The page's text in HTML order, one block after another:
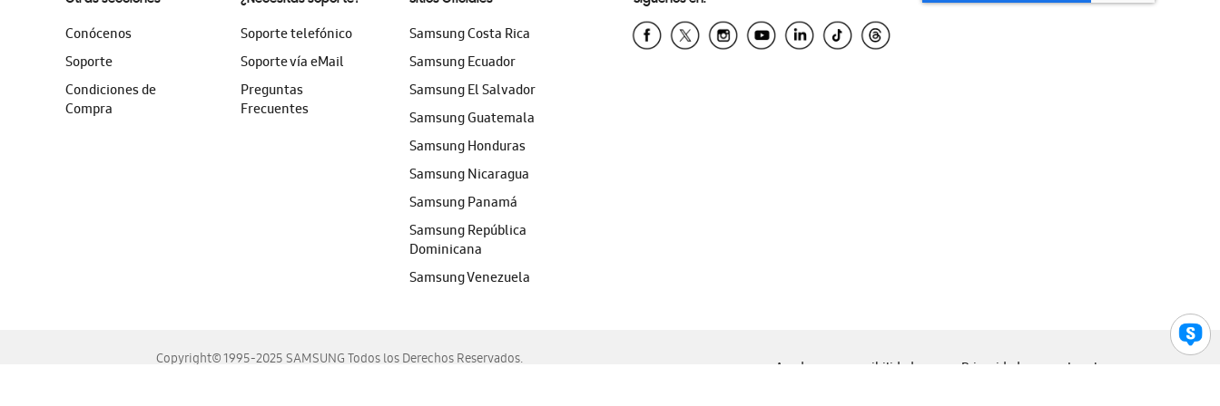
Conócenos
Soporte
Condiciones de
Compra
Soporte telefónico
Soporte vía eMail
Preguntas
Frecuentes
Samsung Costa Rica
Samsung Ecuador
Samsung El Salvador
Samsung Guatemala
Samsung Honduras
Samsung Nicaragua
Samsung Panamá
Samsung República
Dominicana
Samsung Venezuela
Copyright© 1995-2025 SAMSUNG Todos los Derechos Reservados.
Ayuda para accesibilidad Privacidad Legal